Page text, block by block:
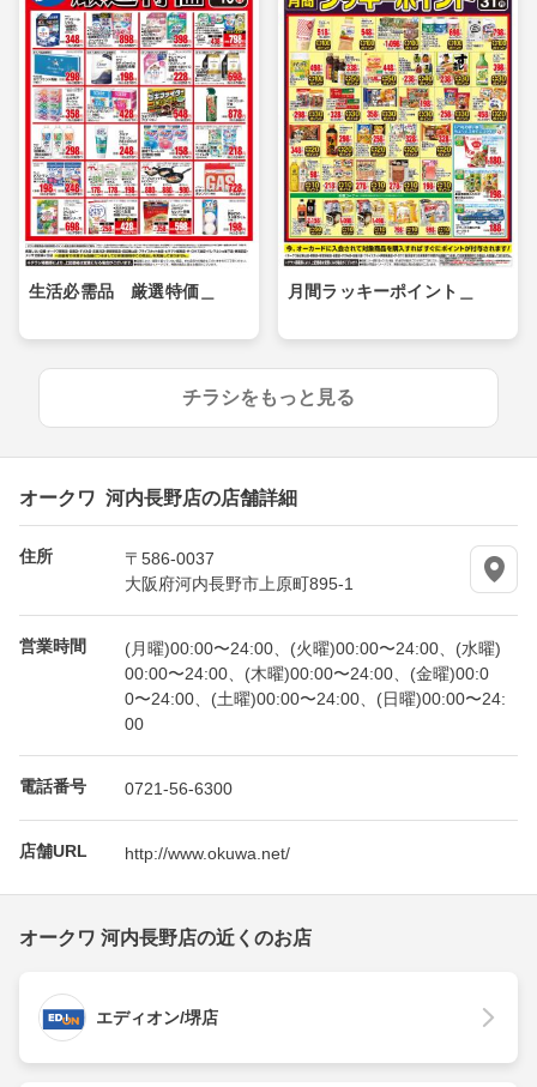
生活必需品 厳選特価＿ 月間ラッキーポイント＿
チラシをもっと見る
オークワ 河内長野店の店舗詳細
住所
〒586-0037
大阪府河内長野市上原町895-1
営業時間
(月曜)00:00〜24:00、(火曜)00:00〜24:00、(水曜)
00:00〜24:00、(木曜)00:00〜24:00、(金曜)00:0
0〜24:00、(土曜)00:00〜24:00、(日曜)00:00〜24:
00
電話番号 0721-56-6300
店舗URL http://www.okuwa.net/
オークワ 河内長野店の近くのお店
エディオン/堺店